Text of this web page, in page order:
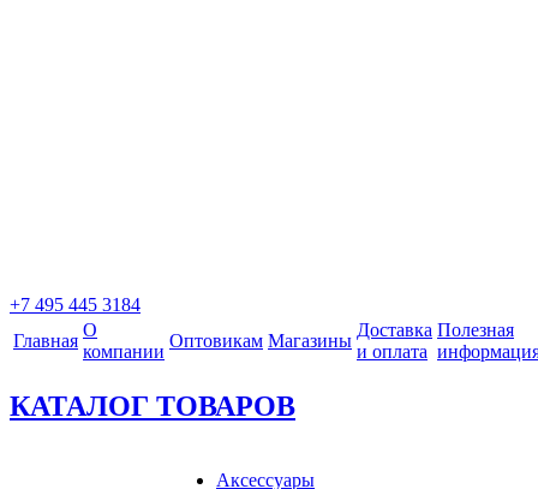
+7 495 445 3184
Главная
О
компании
Оптовикам Магазины
Доставка
и оплата
Полезная
КАТАЛОГ ТОВАРОВ
Аксессуары